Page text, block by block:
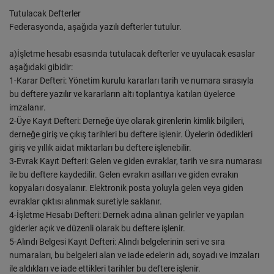
Tutulacak Defterler
Federasyonda, aşağıda yazılı defterler tutulur.
a)İşletme hesabı esasında tutulacak defterler ve uyulacak esaslar
aşağıdaki gibidir:
1-Karar Defteri: Yönetim kurulu kararları tarih ve numara sırasıyla
bu deftere yazılır ve kararların altı toplantıya katılan üyelerce
imzalanır.
2-Üye Kayıt Defteri: Derneğe üye olarak girenlerin kimlik bilgileri,
derneğe giriş ve çıkış tarihleri bu deftere işlenir. Üyelerin ödedikleri
giriş ve yıllık aidat miktarları bu deftere işlenebilir.
3-Evrak Kayıt Defteri: Gelen ve giden evraklar, tarih ve sıra numarası
ile bu deftere kaydedilir. Gelen evrakın asılları ve giden evrakın
kopyaları dosyalanır. Elektronik posta yoluyla gelen veya giden
evraklar çıktısı alınmak suretiyle saklanır.
4-İşletme Hesabı Defteri: Dernek adına alınan gelirler ve yapılan
giderler açık ve düzenli olarak bu deftere işlenir.
5-Alındı Belgesi Kayıt Defteri: Alındı belgelerinin seri ve sıra
numaraları, bu belgeleri alan ve iade edelerin adı, soyadı ve imzaları
ile aldıkları ve iade ettikleri tarihler bu deftere işlenir.